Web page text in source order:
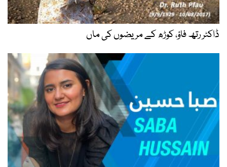
ڈاکٹر رتھ فاؤ، کوڑھ کے مریضوں کی ماں